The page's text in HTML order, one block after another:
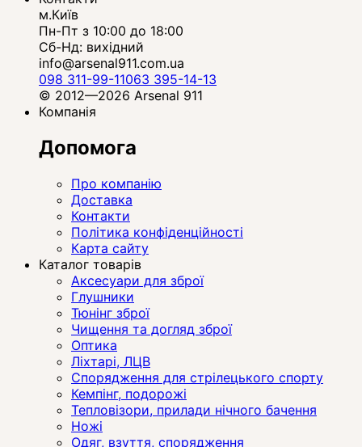
м.Київ
Пн-Пт з 10:00 до 18:00
Сб-Нд: вихідний
info@arsenal911.com.ua
098 311-99-11063 395-14-13
© 2012—2026 Arsenal 911
Компанія
Допомога
Про компанію
Доставка
Контакти
Політика конфіденційності
Карта сайту
Каталог товарів
Аксесуари для зброї
Глушники
Тюнінг зброї
Чищення та догляд зброї
Оптика
Ліхтарі, ЛЦВ
Спорядження для стрілецького спорту
Кемпінг, подорожі
Тепловізори, прилади нічного бачення
Ножі
Одяг, взуття, спорядження